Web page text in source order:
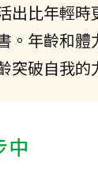
出比年輕
。年齡和
破自我的
中